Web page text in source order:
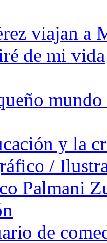
viajan a
de mi vida
y la
/
Palmani
de